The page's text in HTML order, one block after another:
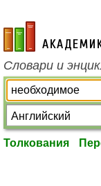
academic.ru
Словари и
Толкования